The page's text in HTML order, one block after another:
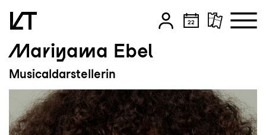
Zum Hauptinhalt springen
Zum Footer springen
Mariyama Ebel
Musicaldarstellerin